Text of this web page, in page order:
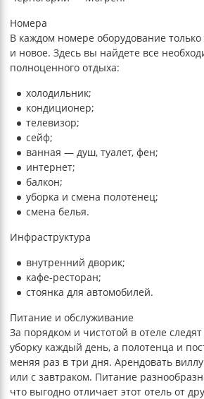
Номера
В каждом номере оборудование
и новое. Здесь вы найдете все
полноценного отдыха:
холодильник;
кондиционер;
телевизор;
сейф;
ванная — душ, туалет, фен;
интернет;
балкон;
уборка и смена полотенец;
смена белья.
Инфраструктура
внутренний дворик;
кафе-ресторан;
стоянка для автомобилей.
Питание и обслуживание
За порядком и чистотой в отеле
уборку каждый день, а полотенца и
меняя раз в три дня. Арендовать
или с завтраком. Питание
что выгодно отличает этот отель от